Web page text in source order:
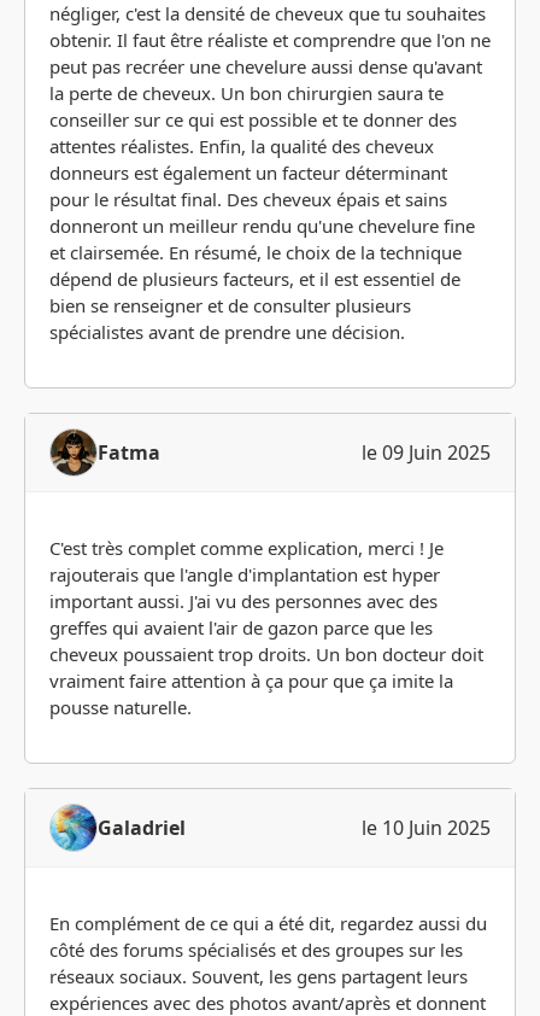
négliger, c'est la densité de cheveux que tu souhaites
obtenir. Il faut être réaliste et comprendre que l'on ne
peut pas recréer une chevelure aussi dense qu'avant
la perte de cheveux. Un bon chirurgien saura te
conseiller sur ce qui est possible et te donner des
attentes réalistes. Enfin, la qualité des cheveux
donneurs est également un facteur déterminant
pour le résultat final. Des cheveux épais et sains
donneront un meilleur rendu qu'une chevelure fine
et clairsemée. En résumé, le choix de la technique
dépend de plusieurs facteurs, et il est essentiel de
bien se renseigner et de consulter plusieurs
spécialistes avant de prendre une décision.
Fatma le 09 Juin 2025
C'est très complet comme explication, merci ! Je
rajouterais que l'angle d'implantation est hyper
important aussi. J'ai vu des personnes avec des
greffes qui avaient l'air de gazon parce que les
cheveux poussaient trop droits. Un bon docteur doit
vraiment faire attention à ça pour que ça imite la
pousse naturelle.
Galadriel le 10 Juin 2025
En complément de ce qui a été dit, regardez aussi du
côté des forums spécialisés et des groupes sur les
réseaux sociaux. Souvent, les gens partagent leurs
expériences avec des photos avant/après et donnent